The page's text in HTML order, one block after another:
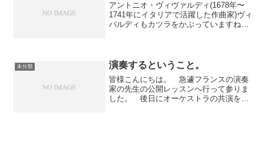
アントニオ・ヴィヴァルディ(1678年〜
1741年にイタリアで活躍した作曲家)ヴィ
バルディもカツラをかぶっていますね。
た」と有るので...
未分類 演奏するということ。
皆様こんにちは。 急遽フランスの演奏
家の先生の公開レッスンへ行って参りま
した。 後日にオーケストラの共演を控